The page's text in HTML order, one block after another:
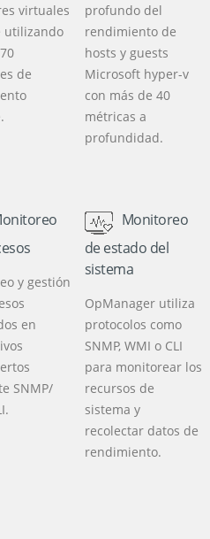
virtuales
utilizando
de
profundo del
rendimiento de
hosts y guests
Microsoft hyper-v
con más de 40
métricas a
profundidad.
y gestión
en
SNMP/
Monitoreo
de estado del
sistema
OpManager utiliza
protocolos como
SNMP, WMI o CLI
para monitorear los
recursos de
sistema y
recolectar datos de
rendimiento.